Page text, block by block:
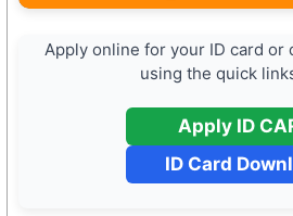
Apply online for your ID card or
using the quick
Apply ID
ID Card